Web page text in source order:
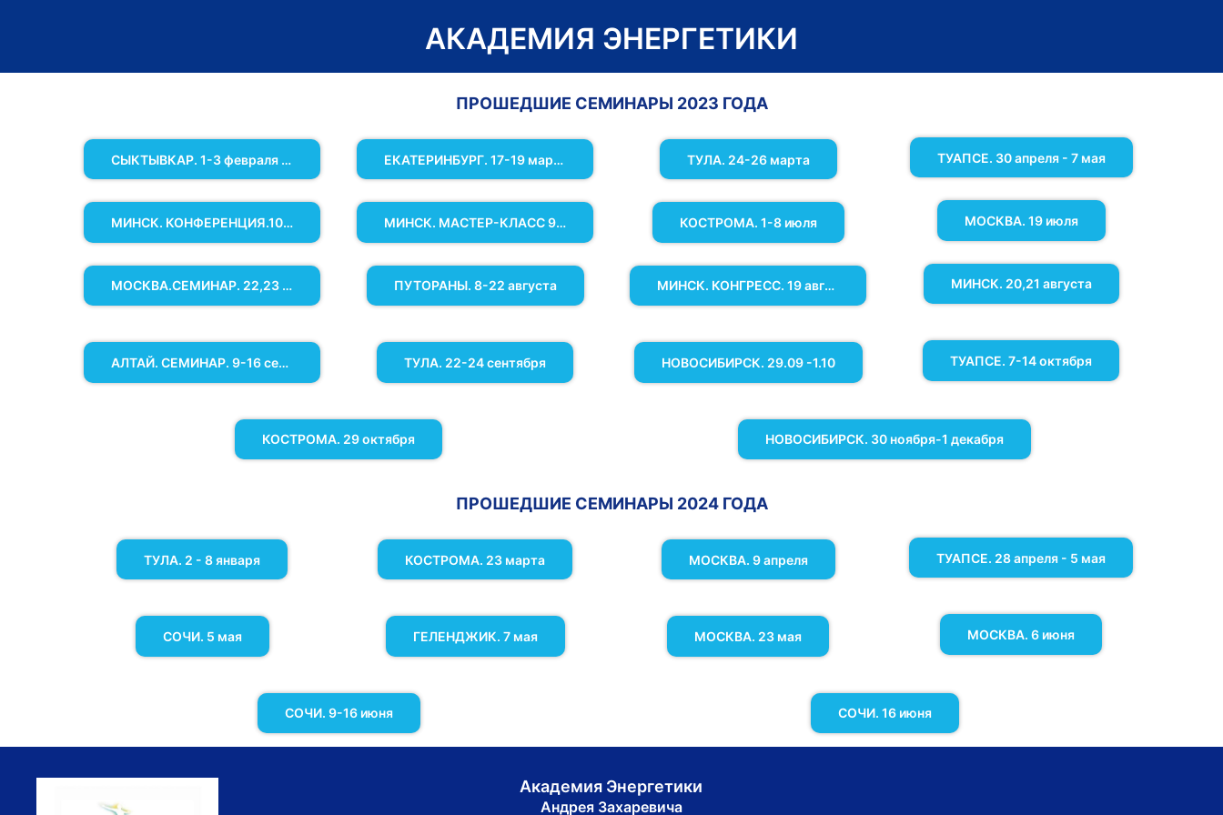
АКАДЕМИЯ ЭНЕРГЕТИКИ
ПРОШЕДШИЕ СЕМИНАРЫ 2023 ГОДА
СЫКТЫВКАР. 1-3 февраля 2023г ЕКАТЕРИНБУРГ. 17-19 марта ТУЛА. 24-26 марта ТУАПСЕ. 30 апреля - 7 мая
МИНСК. КОНФЕРЕНЦИЯ.10 июня МИНСК. МАСТЕР-КЛАСС 9,12 июня КОСТРОМА. 1-8 июля МОСКВА. 19 июля
МОСКВА.СЕМИНАР. 22,23 июля ПУТОРАНЫ. 8-22 августа МИНСК. КОНГРЕСС. 19 августа МИНСК. 20,21 августа
АЛТАЙ. СЕМИНАР. 9-16 сентября ТУЛА. 22-24 сентября НОВОСИБИРСК. 29.09 -1.10 ТУАПСЕ. 7-14 октября
КОСТРОМА. 29 октября НОВОСИБИРСК. 30 ноября-1 декабря
ПРОШЕДШИЕ СЕМИНАРЫ 2024 ГОДА
ТУЛА. 2 - 8 января КОСТРОМА. 23 марта МОСКВА. 9 апреля ТУАПСЕ. 28 апреля - 5 мая
СОЧИ. 5 мая ГЕЛЕНДЖИК. 7 мая МОСКВА. 23 мая МОСКВА. 6 июня
СОЧИ. 9-16 июня СОЧИ. 16 июня
Академия Энергетики
Андрея Захаревича